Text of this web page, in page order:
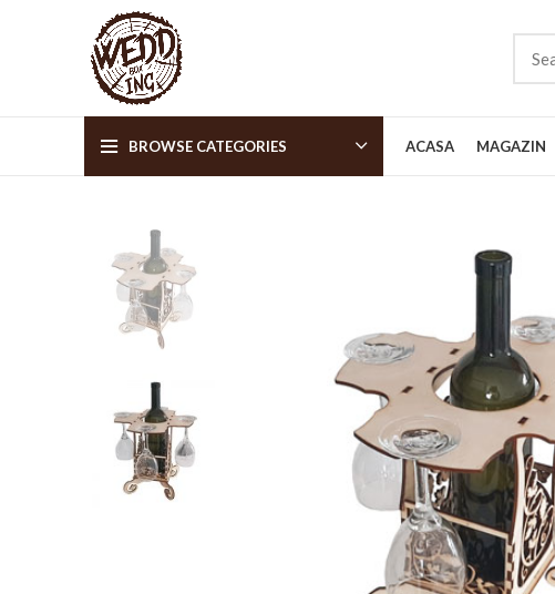
BROWSE CATEGORIES ACASA MAGAZIN